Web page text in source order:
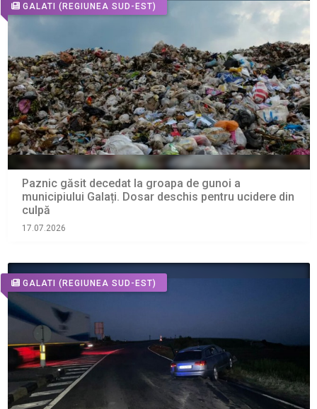
GALATI (REGIUNEA SUD-EST)
Paznic găsit decedat la groapa de gunoi a
municipiului Galați. Dosar deschis pentru ucidere din
culpă
17.07.2026
GALATI (REGIUNEA SUD-EST)